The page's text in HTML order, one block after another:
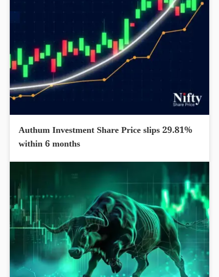
Authum Investment Share Price slips 29.81%
within 6 months